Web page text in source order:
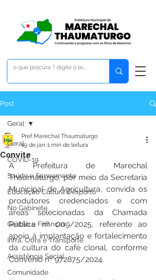
Post
Geral
COVID-19
Saúde e Saneamento
Educação Cultura Desporto
No Gabinete
Gestão e Finanças
Infra, Obra e Transporte
Assistência Social
Comunidade
Geral
Convite
Pref Marechal Thaumaturgo
19 de jan.1 min de leitura
A Prefeitura de Marechal
Thaumaturgo, por meio da Secretaria
Municipal de Agricultura, convida os
produtores credenciados e com
áreas selecionadas da Chamada
Pública nº 009/2025, referente ao
apoio à implantação e fortalecimento
da cultura do café clonal, conforme
Convênio nº 972875/2024.